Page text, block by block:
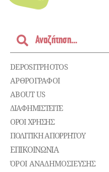
DEPOSITPHOTOS
ΑΡΘΡΟΓΡΑΦΟΙ
ABOUT US
ΔΙΑΦΗΜΙΣΤΕΊΤΕ
ΌΡΟΙ ΧΡΉΣΗΣ
ΠΟΛΙΤΙΚΉ ΑΠΟΡΡΉΤΟΥ
ΕΠΙΚΟΙΝΩΝΊΑ
ΌΡΟΙ ΑΝΑΔΗΜΟΣΙΕΥΣΗΣ